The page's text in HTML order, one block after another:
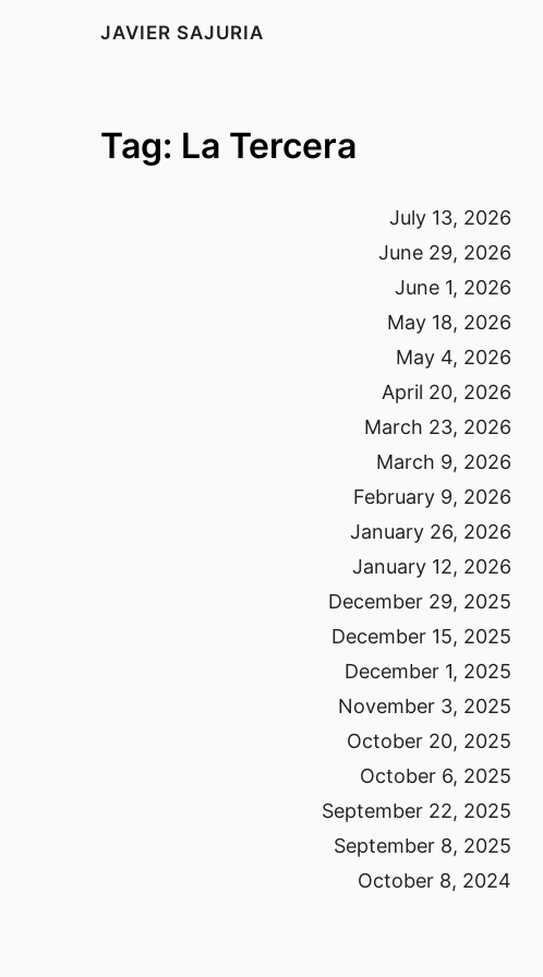
JAVIER SAJURIA
Tag: La Tercera
July 13, 2026
June 29, 2026
June 1, 2026
May 18, 2026
May 4, 2026
April 20, 2026
March 23, 2026
March 9, 2026
February 9, 2026
January 26, 2026
January 12, 2026
December 29, 2025
December 15, 2025
December 1, 2025
November 3, 2025
October 20, 2025
October 6, 2025
September 22, 2025
September 8, 2025
October 8, 2024